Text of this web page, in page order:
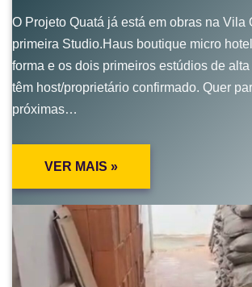
O Projeto Quatá já está em obras na Vila
primeira Studio.Haus boutique micro
forma e os dois primeiros estúdios de
têm host/proprietário confirmado. Quer
próximas…
VER MAIS »